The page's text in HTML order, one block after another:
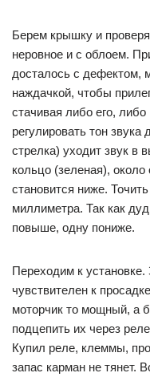
Берем крышку и
неровное и с облоем.
досталось с дефектом,
наждачкой, чтобы
стачивая либо его,
регулировать тон звука
стрелка) уходит звук в
кольцо (зеленая),
становится ниже.
миллиметра. Так как
повыше, одну пониже.
Переходим к
чувствителен к
моторчик то мощный, а
подцепить их через
Купил реле, клеммы,
запас карман не тянет.